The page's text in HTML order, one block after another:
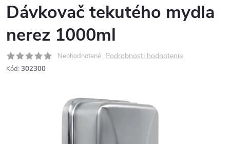
Dávkovač tekutého mydla
nerez 1000ml
Neohodnotené Podrobnosti hodnotenia
Kód: 302300